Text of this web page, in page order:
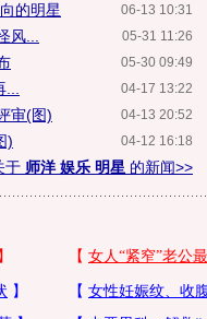
06-13 10:31
的明星
05-31 11:26
风...
05-30 09:49
04-17 13:22
04-13 20:52
审(图)
04-12 16:18
)
于 师洋 娱乐 明星 的新闻>>